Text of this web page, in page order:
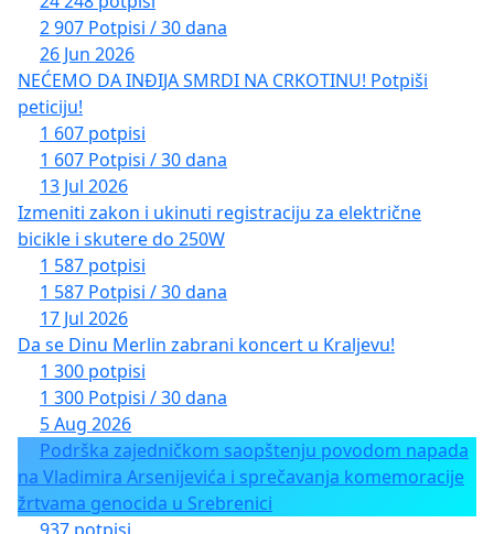
2 907 Potpisi / 30 dana
26 Jun 2026
NEĆEMO DA INĐIJA SMRDI NA CRKOTINU! Potpiši
peticiju!
1 607 potpisi
1 607 Potpisi / 30 dana
13 Jul 2026
Izmeniti zakon i ukinuti registraciju za električne
bicikle i skutere do 250W
1 587 potpisi
1 587 Potpisi / 30 dana
17 Jul 2026
Da se Dinu Merlin zabrani koncert u Kraljevu!
1 300 potpisi
1 300 Potpisi / 30 dana
5 Aug 2026
Podrška zajedničkom saopštenju povodom napada
na Vladimira Arsenijevića i sprečavanja komemoracije
žrtvama genocida u Srebrenici